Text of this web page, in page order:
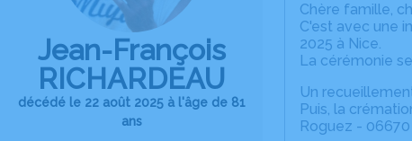
Jean-François
RICHARDEAU
décédé le 22 août 2025 à l'âge de 81
ans
Chère famille,
C'est avec une
2025 à Nice.
La cérémonie
Un
Puis, la
Roguez -